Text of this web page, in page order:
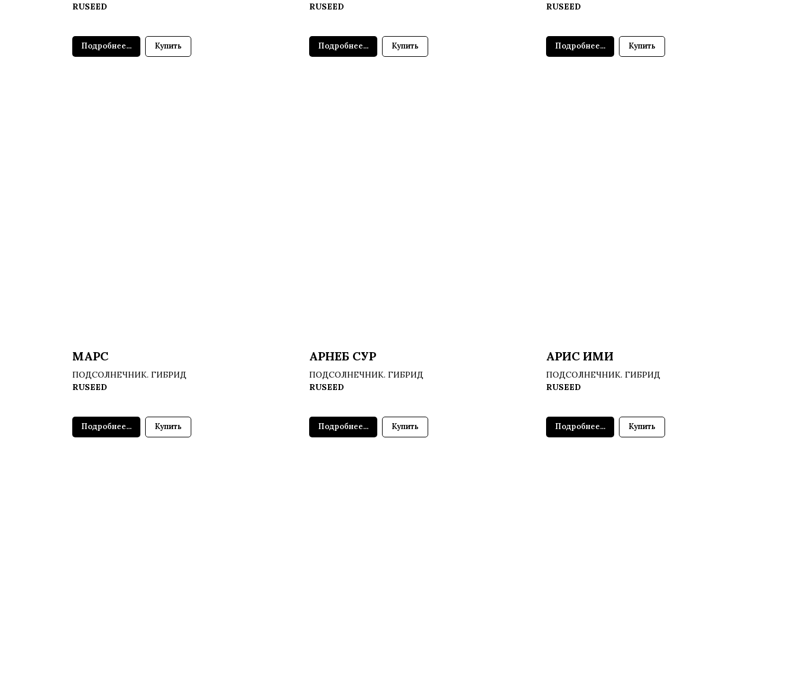
RUSEED
Подробнее... Купить
RUSEED
Подробнее... Купить
RUSEED
Подробнее... Купить
МАРС
ПОДСОЛНЕЧНИК. ГИБРИД
RUSEED
Подробнее... Купить
АРНЕБ СУР
ПОДСОЛНЕЧНИК. ГИБРИД
RUSEED
Подробнее... Купить
АРИС ИМИ
ПОДСОЛНЕЧНИК. ГИБРИД
RUSEED
Подробнее... Купить